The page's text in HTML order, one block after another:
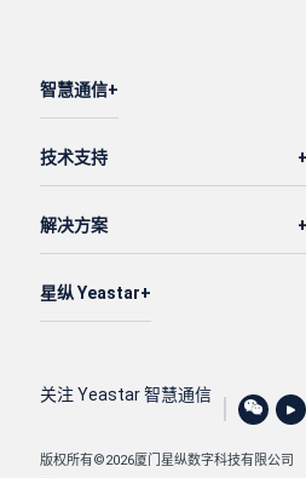
智慧通信
技术支持
解决方案
星纵 Yeastar
关注 Yeastar 智慧通信
版权所有©2026厦门星纵数字科技有限公司